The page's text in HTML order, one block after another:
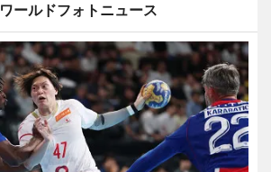
ワールドフォトニュース